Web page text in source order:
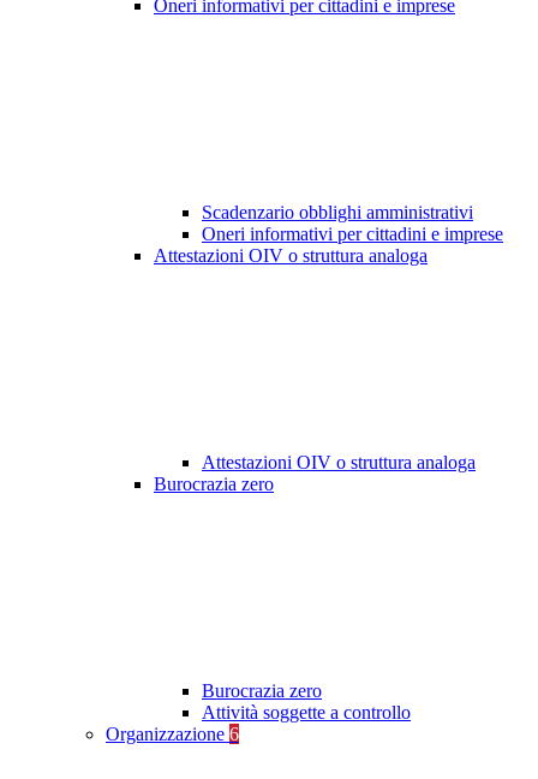
Oneri informativi per cittadini e imprese
Scadenzario obblighi amministrativi
Oneri informativi per cittadini e imprese
Attestazioni OIV o struttura analoga
Attestazioni OIV o struttura analoga
Burocrazia zero
Burocrazia zero
Attività soggette a controllo
Organizzazione 6